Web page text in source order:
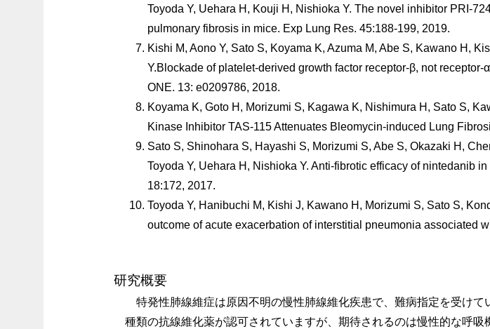
Toyoda Y, Uehara H, Kouji H, Nishioka Y. The novel inhibitor PRI-
pulmonary fibrosis in mice. Exp Lung Res. 45:188-199, 2019.
Kishi M, Aono Y, Sato S, Koyama K, Azuma M, Abe S, Kawano H,
Y.Blockade of platelet-derived growth factor receptor-β, not
ONE. 13: e0209786, 2018.
Koyama K, Goto H, Morizumi S, Kagawa K, Nishimura H, Sato S,
Kinase Inhibitor TAS-115 Attenuates Bleomycin-induced Lung
Sato S, Shinohara S, Hayashi S, Morizumi S, Abe S, Okazaki H,
Toyoda Y, Uehara H, Nishioka Y. Anti-fibrotic efficacy of nintedanib
18:172, 2017.
Toyoda Y, Hanibuchi M, Kishi J, Kawano H, Morizumi S, Sato S,
outcome of acute exacerbation of interstitial pneumonia associated
研究概要
特発性肺線維症は原因不明の慢性肺線維化疾患で、難病指定を受け
種類の抗線維化薬が認可されていますが、期待されるのは慢性的な呼